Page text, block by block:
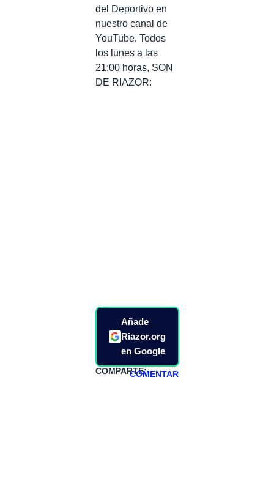
del Deportivo en
nuestro canal de
YouTube. Todos
los lunes a las
21:00 horas, SON
DE RIAZOR:
Añade
Riazor.org
en Google
COMPARTE:COMENTAR